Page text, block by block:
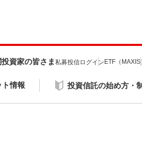
ト情報 投資信託の始め方・
資家の皆さま 私募投信ログイン ETF（MAXIS